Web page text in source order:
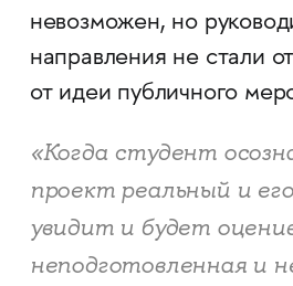
невозможен, но
направления не стали
от идеи публичного
«Когда студент
проект реальный и
увидит и будет
неподготовленная и